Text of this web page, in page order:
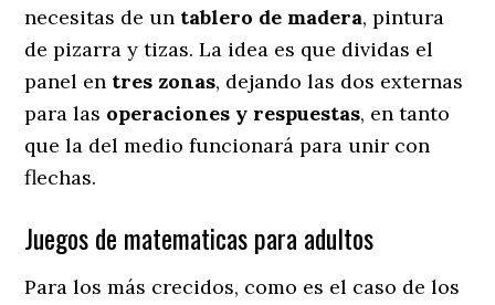
necesitas de un tablero de madera, pintura
de pizarra y tizas. La idea es que dividas el
panel en tres zonas, dejando las dos externas
para las operaciones y respuestas, en tanto
que la del medio funcionará para unir con
flechas.
Juegos de matematicas para adultos
Para los más crecidos, como es el caso de los